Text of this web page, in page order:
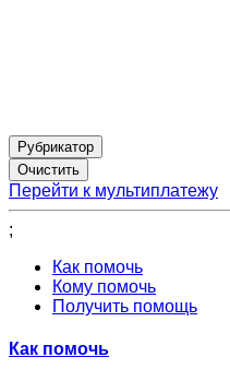
Рубрикатор
Перейти к мультиплатежу
;
Как помочь
Кому помочь
Получить помощь
Как помочь